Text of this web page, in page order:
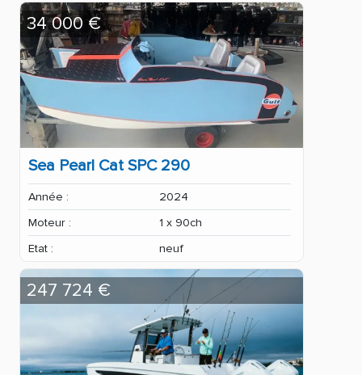
Sea Pearl Cat SPC 290
Année :
2024
Moteur :
1 x 90ch
Etat :
neuf
34 000 €
247 724 €